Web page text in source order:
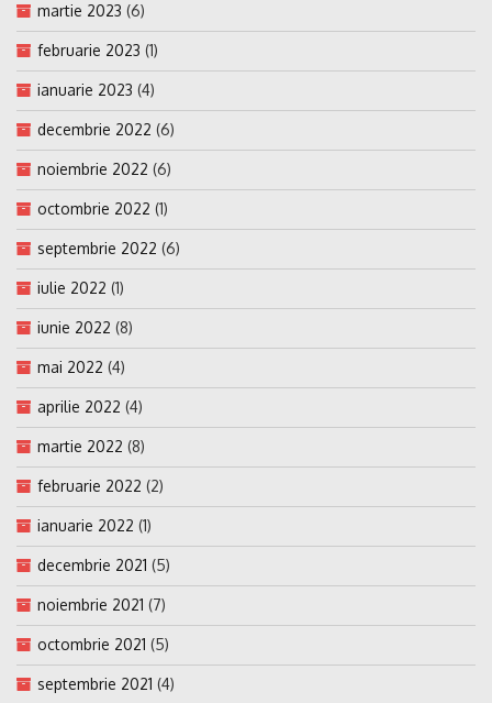
martie 2023 (6)
februarie 2023 (1)
ianuarie 2023 (4)
decembrie 2022 (6)
noiembrie 2022 (6)
octombrie 2022 (1)
septembrie 2022 (6)
iulie 2022 (1)
iunie 2022 (8)
mai 2022 (4)
aprilie 2022 (4)
martie 2022 (8)
februarie 2022 (2)
ianuarie 2022 (1)
decembrie 2021 (5)
noiembrie 2021 (7)
octombrie 2021 (5)
septembrie 2021 (4)